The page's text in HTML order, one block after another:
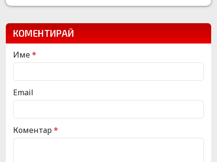
КОМЕНТИРАЙ
Име*
Email
Коментар*